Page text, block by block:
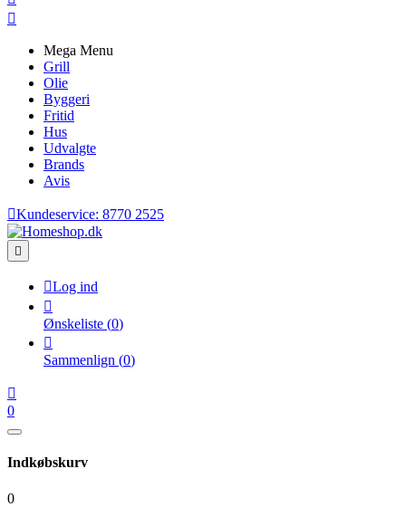

Mega Menu
Grill
Olie
Byggeri
Fritid
Hus
Udvalgte
Brands
Avis
Kundeservice: 8770 2525

Log ind

Ønskeliste (0)

Sammenlign (0)

0
Indkøbskurv
0